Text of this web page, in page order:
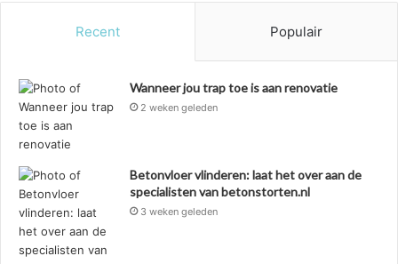
Recent Populair
Wanneer jou trap toe is aan renovatie
2 weken geleden
Betonvloer vlinderen: laat het over aan de
specialisten van betonstorten.nl
3 weken geleden